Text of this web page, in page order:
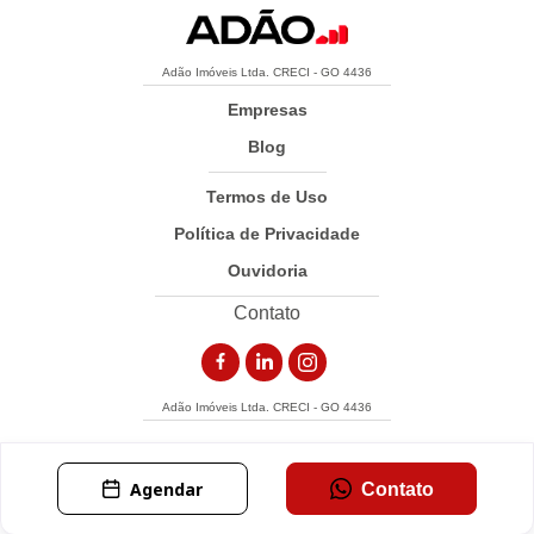
Agendar Contato
Adão Imóveis Ltda. CRECI - GO 4436
Empresas
Blog
Termos de Uso
Política de Privacidade
Ouvidoria
Contato
Adão Imóveis Ltda. CRECI - GO 4436